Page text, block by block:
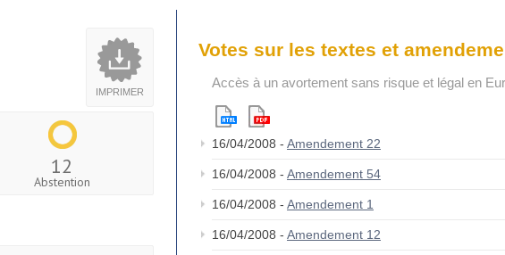
IMPRIMER
12
Abstention
Votes sur les textes et
Accès à un avortement sans risque et légal en
16/04/2008 - Amendement 22
16/04/2008 - Amendement 54
16/04/2008 - Amendement 1
16/04/2008 - Amendement 12